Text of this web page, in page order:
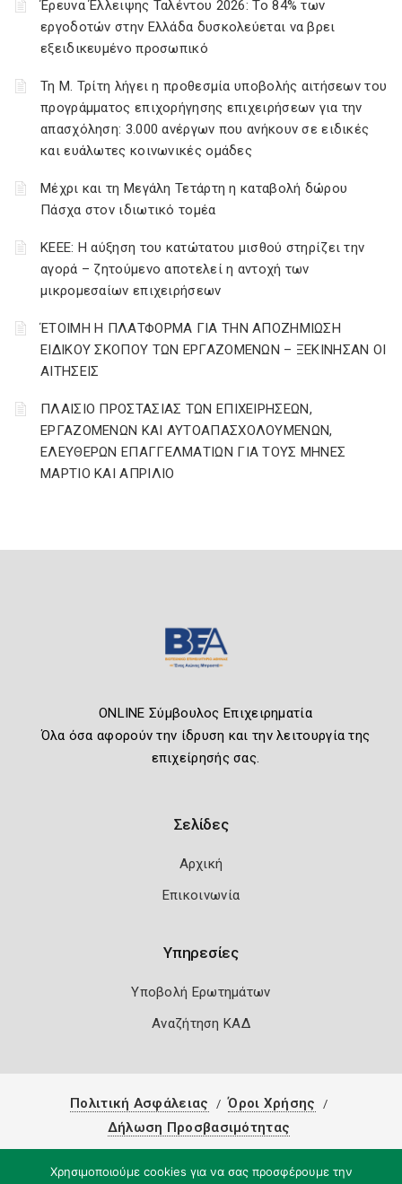
Έρευνα Έλλειψης Ταλέντου 2026: Το 84% των
εργοδοτών στην Ελλάδα δυσκολεύεται να βρει
εξειδικευμένο προσωπικό
Τη Μ. Τρίτη λήγει η προθεσμία υποβολής αιτήσεων του
προγράμματος επιχορήγησης επιχειρήσεων για την
απασχόληση: 3.000 ανέργων που ανήκουν σε ειδικές
και ευάλωτες κοινωνικές ομάδες
Μέχρι και τη Μεγάλη Τετάρτη η καταβολή δώρου
Πάσχα στον ιδιωτικό τομέα
ΚΕΕΕ: Η αύξηση του κατώτατου μισθού στηρίζει την
αγορά – ζητούμενο αποτελεί η αντοχή των
μικρομεσαίων επιχειρήσεων
ΈΤΟΙΜΗ Η ΠΛΑΤΦΟΡΜΑ ΓΙΑ ΤΗΝ ΑΠΟΖΗΜΙΩΣΗ
ΕΙΔΙΚΟΥ ΣΚΟΠΟΥ ΤΩΝ ΕΡΓΑΖΟΜΕΝΩΝ – ΞΕΚΙΝΗΣΑΝ ΟΙ
ΑΙΤΗΣΕΙΣ
ΠΛΑΙΣΙΟ ΠΡΟΣΤΑΣΙΑΣ ΤΩΝ ΕΠΙΧΕΙΡΗΣΕΩΝ,
ΕΡΓΑΖΟΜΕΝΩΝ ΚΑΙ ΑΥΤΟΑΠΑΣΧΟΛΟΥΜΕΝΩΝ,
ΕΛΕΥΘΕΡΩΝ ΕΠΑΓΓΕΛΜΑΤΙΩΝ ΓΙΑ ΤΟΥΣ ΜΗΝΕΣ
ΜΑΡΤΙΟ ΚΑΙ ΑΠΡΙΛΙΟ
ONLINE Σύμβουλος Επιχειρηματία
Όλα όσα αφορούν την ίδρυση και την λειτουργία της
επιχείρησής σας.
Σελίδες
Αρχική
Επικοινωνία
Υπηρεσίες
Υποβολή Ερωτημάτων
Αναζήτηση ΚΑΔ
Πολιτική Ασφάλειας
Όροι Χρήσης
Δήλωση Προσβασιμότητας
Χρησιμοποιούμε cookies για να σας προσφέρουμε την